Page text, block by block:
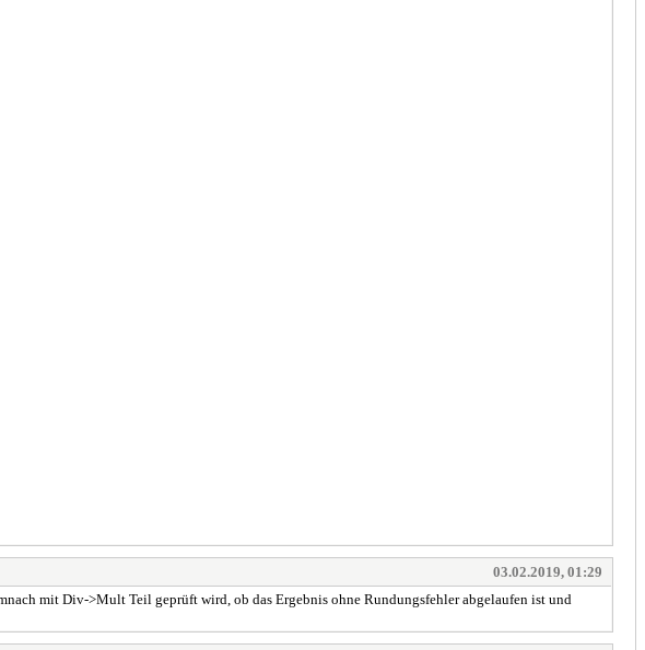
03.02.2019, 01:29
mit Div->Mult Teil geprüft wird, ob das Ergebnis ohne Rundungsfehler abgelaufen ist und